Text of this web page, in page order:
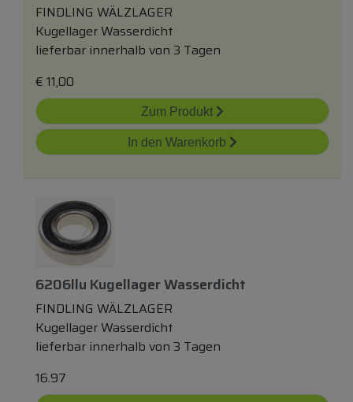
FINDLING WÄLZLAGER
Kugellager Wasserdicht
lieferbar innerhalb von 3 Tagen
€ 11,00
Zum Produkt
In den Warenkorb
6206llu Kugellager Wasserdicht
FINDLING WÄLZLAGER
Kugellager Wasserdicht
lieferbar innerhalb von 3 Tagen
16.97